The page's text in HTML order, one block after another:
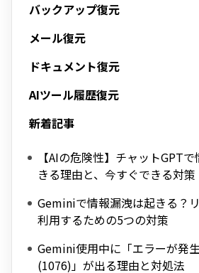
バックアップ復元
メール復元
ドキュメント復元
AIツール履歴復元
新着記事
【AIの危険性】チャットGPT
きる理由と、今すぐできる対
Geminiで情報漏洩は起きる？
利用するための5つの対策
Gemini使用中に「エラーが発
(1076)」が出る理由と対処法